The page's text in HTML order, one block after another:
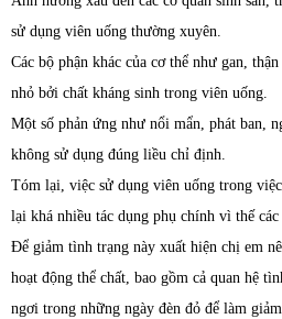
sử dụng viên uống thường xuyên.
Các bộ phận khác của cơ thể như gan,
nhỏ bởi chất kháng sinh trong viên uống.
Một số phản ứng như nổi mẩn, phát ban,
không sử dụng đúng liều chỉ định.
Tóm lại, việc sử dụng viên uống trong
lại khá nhiều tác dụng phụ chính vì thế các
Để giảm tình trạng này xuất hiện chị em
hoạt động thể chất, bao gồm cả quan hệ
ngơi trong những ngày đèn đỏ để làm